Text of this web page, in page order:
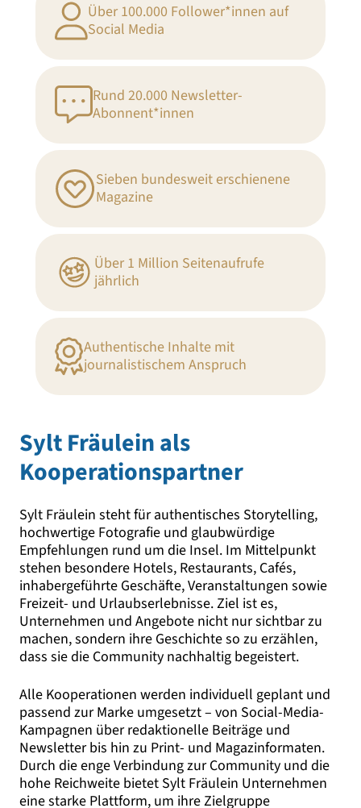
Über 100.000 Follower*innen auf
Social Media
Rund 20.000 Newsletter-
Abonnent*innen
Sieben bundesweit erschienene
Magazine
Über 1 Million Seitenaufrufe
jährlich
Authentische Inhalte mit
journalistischem Anspruch
Sylt Fräulein als
Kooperationspartner
Sylt Fräulein steht für authentisches Storytelling,
hochwertige Fotografie und glaubwürdige
Empfehlungen rund um die Insel. Im Mittelpunkt
stehen besondere Hotels, Restaurants, Cafés,
inhabergeführte Geschäfte, Veranstaltungen sowie
Freizeit- und Urlaubserlebnisse. Ziel ist es,
Unternehmen und Angebote nicht nur sichtbar zu
machen, sondern ihre Geschichte so zu erzählen,
dass sie die Community nachhaltig begeistert.
Alle Kooperationen werden individuell geplant und
passend zur Marke umgesetzt – von Social-Media-
Kampagnen über redaktionelle Beiträge und
Newsletter bis hin zu Print- und Magazinformaten.
Durch die enge Verbindung zur Community und die
hohe Reichweite bietet Sylt Fräulein Unternehmen
eine starke Plattform, um ihre Zielgruppe